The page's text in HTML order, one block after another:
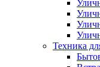
Техника